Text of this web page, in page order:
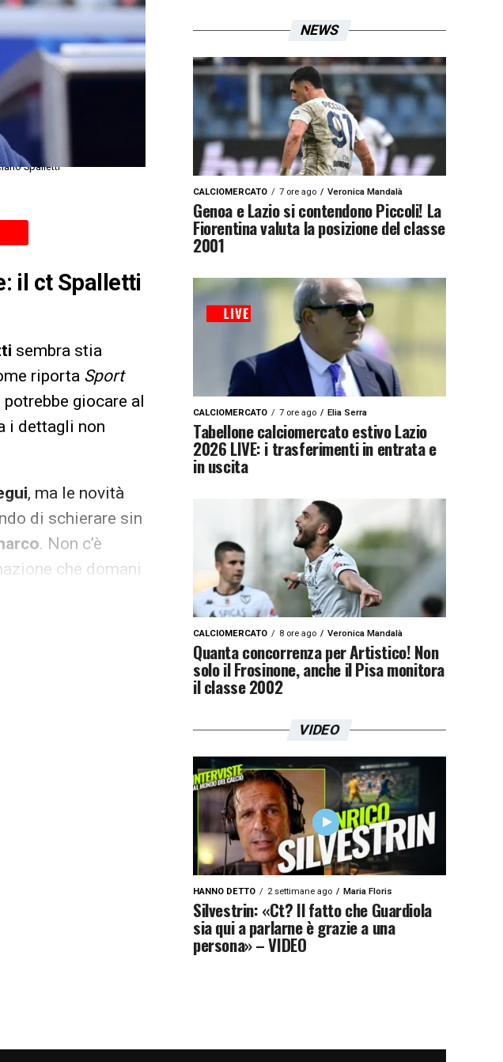
Spalletti
il ct Spalletti
sembra stia
riporta Sport
potrebbe giocare al
i dettagli non
, ma le novità
di schierare sin
. Non c’è
che domani
per
NEWS
CALCIOMERCATO 7 ore ago Veronica Mandalà
Genoa e Lazio si contendono Piccoli! La
Fiorentina valuta la posizione del classe
2001
CALCIOMERCATO 7 ore ago Elia Serra
Tabellone calciomercato estivo Lazio
2026 LIVE: i trasferimenti in entrata e
in uscita
CALCIOMERCATO 8 ore ago Veronica Mandalà
Quanta concorrenza per Artistico! Non
solo il Frosinone, anche il Pisa monitora
il classe 2002
VIDEO
HANNO DETTO 2 settimane ago Maria Floris
Silvestrin: «Ct? Il fatto che Guardiola
sia qui a parlarne è grazie a una
persona» – VIDEO